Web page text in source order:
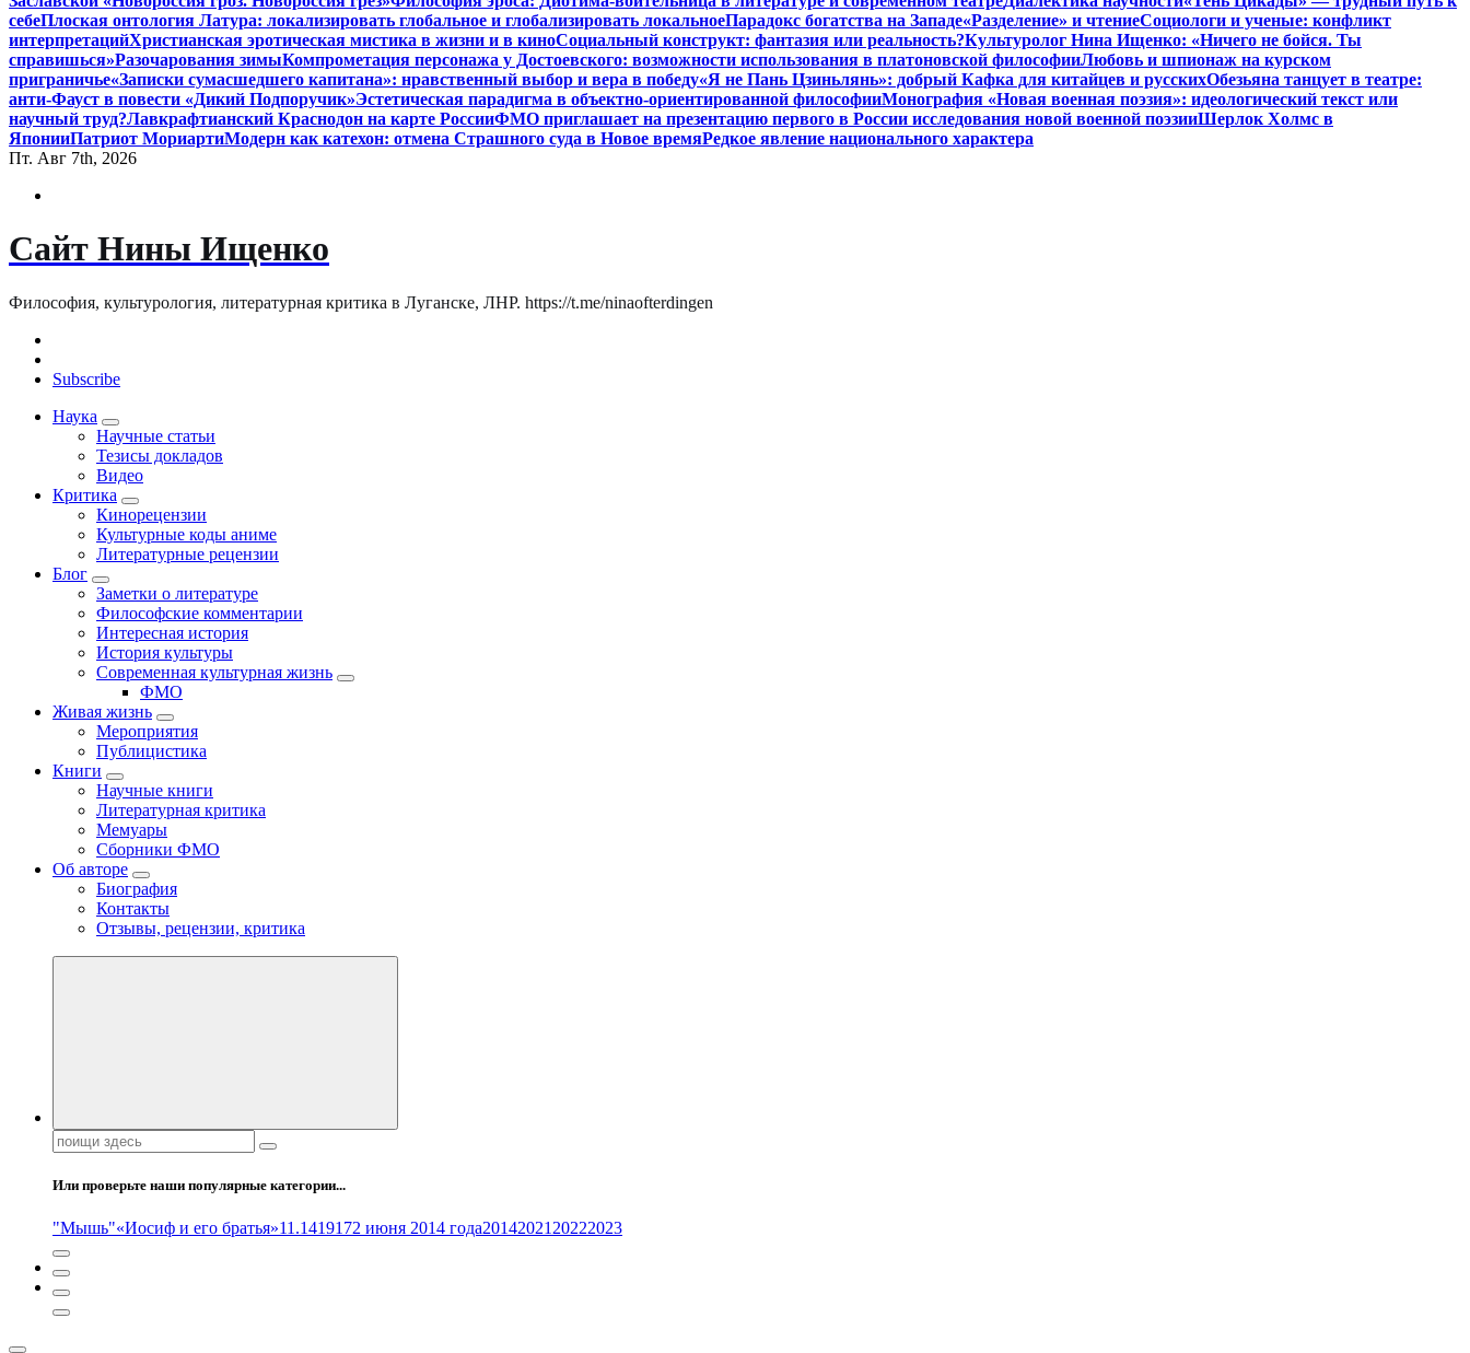
себеПлоская онтология Латура: локализировать глобальное и глобализировать локальноеПарадокс богатства на Западе«Разделение» и чтениеСоциологи и ученые: конфликт
интерпретацийХристианская эротическая мистика в жизни и в киноСоциальный конструкт: фантазия или реальность?Культуролог Нина Ищенко: «Ничего не бойся. Ты
справишься»Разочарования зимыКомпрометация персонажа у Достоевского: возможности использования в платоновской философииЛюбовь и шпионаж на курском
приграничье«Записки сумасшедшего капитана»: нравственный выбор и вера в победу«Я не Пань Цзиньлянь»: добрый Кафка для китайцев и русскихОбезьяна танцует в театре:
анти-Фауст в повести «Дикий Подпоручик»Эстетическая парадигма в объектно-ориентированной философииМонография «Новая военная поэзия»: идеологический текст или
научный труд?Лавкрафтианский Краснодон на карте РоссииФМО приглашает на презентацию первого в России исследования новой военной поэзииШерлок Холмс в
ЯпонииПатриот МориартиМодерн как катехон: отмена Страшного суда в Новое времяРедкое явление национального характера
Пт. Авг 7th, 2026
Сайт Нины Ищенко
Философия, культурология, литературная критика в Луганске, ЛНР. https://t.me/ninaofterdingen
Subscribe
Наука
Научные статьи
Тезисы докладов
Видео
Критика
Кинорецензии
Культурные коды аниме
Литературные рецензии
Блог
Заметки о литературе
Философские комментарии
Интересная история
История культуры
Современная культурная жизнь
ФМО
Живая жизнь
Мероприятия
Публицистика
Книги
Научные книги
Литературная критика
Мемуары
Сборники ФМО
Об авторе
Биография
Контакты
Отзывы, рецензии, критика
Поиск:
Или проверьте наши популярные категории...
"Мышь"«Иосиф и его братья»11.1419172 июня 2014 года20142021 20222023